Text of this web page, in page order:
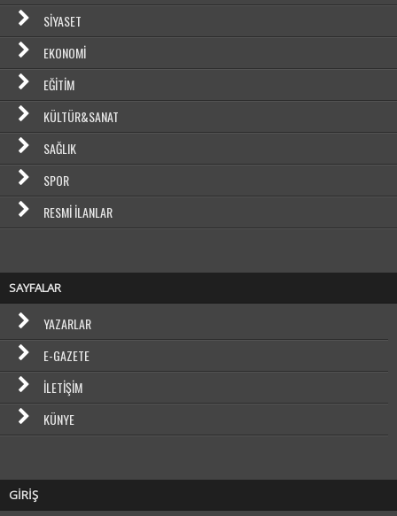
SIYASET
EKONOMI
EĞITIM
KÜLTÜR&SANAT
SAĞLIK
SPOR
RESMI İLANLAR
SAYFALAR
YAZARLAR
E-GAZETE
İLETIŞIM
KÜNYE
GİRİŞ